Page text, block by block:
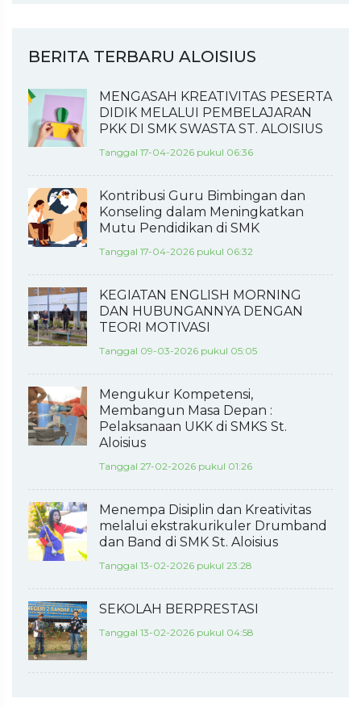
BERITA TERBARU ALOISIUS
MENGASAH KREATIVITAS PESERTA
DIDIK MELALUI PEMBELAJARAN
PKK DI SMK SWASTA ST. ALOISIUS
Tanggal 17-04-2026 pukul 06:36
Kontribusi Guru Bimbingan dan
Konseling dalam Meningkatkan
Mutu Pendidikan di SMK
Tanggal 17-04-2026 pukul 06:32
KEGIATAN ENGLISH MORNING
DAN HUBUNGANNYA DENGAN
TEORI MOTIVASI
Tanggal 09-03-2026 pukul 05:05
Mengukur Kompetensi,
Membangun Masa Depan :
Pelaksanaan UKK di SMKS St.
Aloisius
Tanggal 27-02-2026 pukul 01:26
Menempa Disiplin dan Kreativitas
melalui ekstrakurikuler Drumband
dan Band di SMK St. Aloisius
Tanggal 13-02-2026 pukul 23:28
SEKOLAH BERPRESTASI
Tanggal 13-02-2026 pukul 04:58